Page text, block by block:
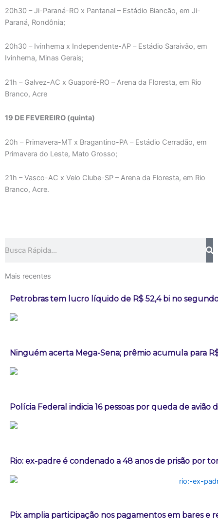
20h30 – Ji-Paraná-RO x Pantanal – Estádio Biancão, em Ji-
Paraná, Rondônia;
20h30 – Ivinhema x Independente-AP – Estádio Saraivão, em
Ivinhema, Minas Gerais;
21h – Galvez-AC x Guaporé-RO – Arena da Floresta, em Rio
Branco, Acre
19 DE FEVEREIRO (quinta)
20h – Primavera-MT x Bragantino-PA – Estádio Cerradão, em
Primavera do Leste, Mato Grosso;
21h – Vasco-AC x Velo Clube-SP – Arena da Floresta, em Rio
Branco, Acre.
Mais recentes
Petrobras tem lucro líquido de R$ 52,4 bi no
Ninguém acerta Mega-Sena; prêmio acumula para
Polícia Federal indicia 16 pessoas por queda de avião
Rio: ex-padre é condenado a 48 anos de prisão por
Pix amplia participação nos pagamentos em bares e